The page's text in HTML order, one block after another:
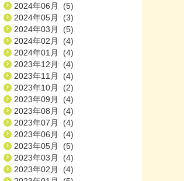
2024年06月 (5)
2024年05月 (3)
2024年03月 (5)
2024年02月 (4)
2024年01月 (4)
2023年12月 (4)
2023年11月 (4)
2023年10月 (2)
2023年09月 (4)
2023年08月 (4)
2023年07月 (4)
2023年06月 (4)
2023年05月 (5)
2023年03月 (4)
2023年02月 (4)